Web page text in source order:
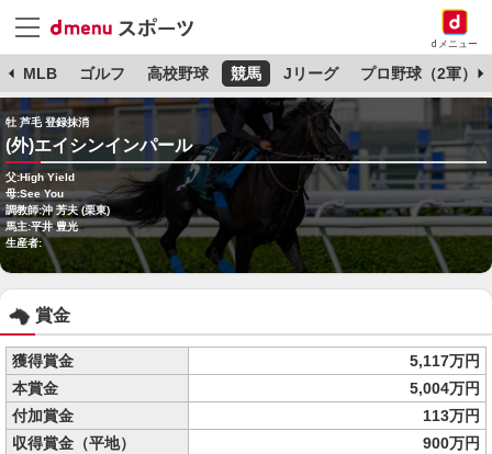
dメニュー
MLB ゴルフ 高校野球 競馬 Jリーグ プロ野球（2軍）
牡 芦毛 登録抹消
(外)エイシンインパール
父:High Yield
母:See You
調教師:沖 芳夫 (栗東)
馬主:平井 豊光
生産者:
賞金
獲得賞金
5,117万円
本賞金
5,004万円
付加賞金
113万円
収得賞金（平地）
900万円